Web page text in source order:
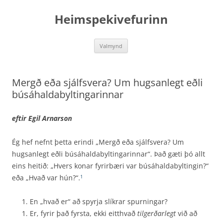
Heimspekivefurinn
Valmynd
Mergð eða sjálfsvera? Um hugsanlegt eðli
búsáhaldabyltingarinnar
eftir Egil Arnarson
Ég hef nefnt þetta erindi „Mergð eða sjálfsvera? Um
hugsanlegt eðli búsáhaldabyltingarinnar“. Það gæti þó allt
eins heitið: „Hvers konar fyrirbæri var búsáhaldabyltingin?“
eða „Hvað var hún?“.1
En „hvað er“ að spyrja slíkrar spurningar?
Er, fyrir það fyrsta, ekki eitthvað tilgerðarlegt við að